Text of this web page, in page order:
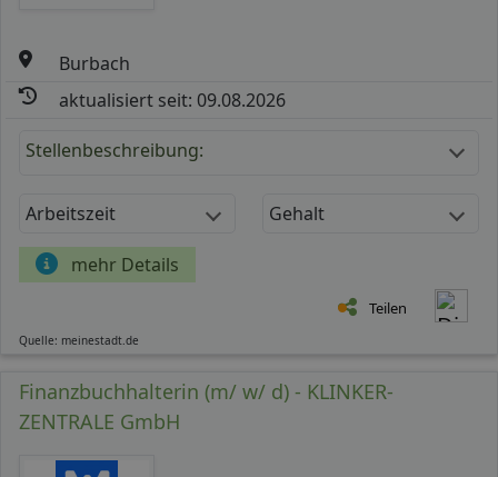
Burbach
aktualisiert seit: 09.08.2026
Stellenbeschreibung:
Arbeitszeit Gehalt
mehr Details
Teilen
Quelle: meinestadt.de
Finanzbuchhalterin (m/ w/ d) - KLINKER-
ZENTRALE GmbH